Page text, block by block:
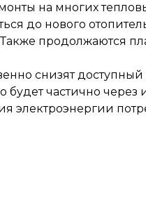
на многих
до нового
продолжаются
снизят
частично через
электроэнергии